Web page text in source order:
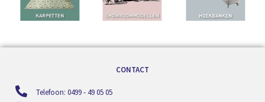
CONTACT
Telefoon: 0499 - 49 05 05